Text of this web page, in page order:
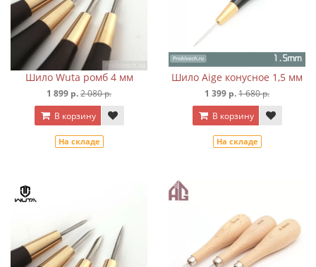
Шило Wuta ромб 4 мм
1 899 р.2 080 р.
В корзину
На складе
Шило Aige конусное 1,5 мм
1 399 р.1 680 р.
В корзину
На складе